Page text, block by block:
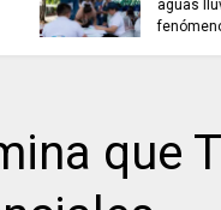
viernes 7 de agosto de 2026
que